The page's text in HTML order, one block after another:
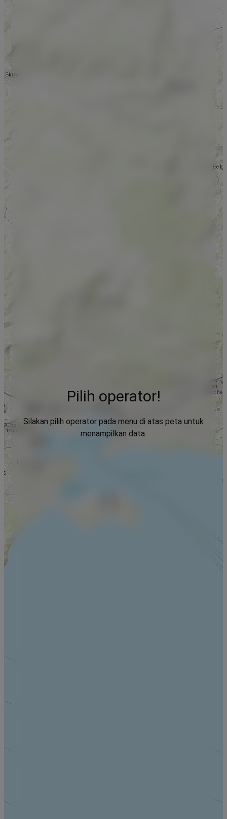
Pilih operator!
Silakan pilih operator pada menu di atas peta untuk
menampilkan data.